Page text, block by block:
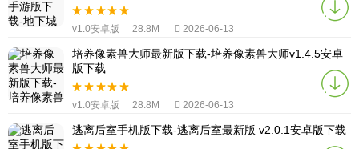
v1.0安卓版 28.8M 2026-06-13
培养像素兽大师最新版下载-培养像素兽大师v1.4.5安卓
版下载
v1.0安卓版 28.8M 2026-06-13
逃离后室手机版下载-逃离后室最新版 v2.0.1安卓版下载